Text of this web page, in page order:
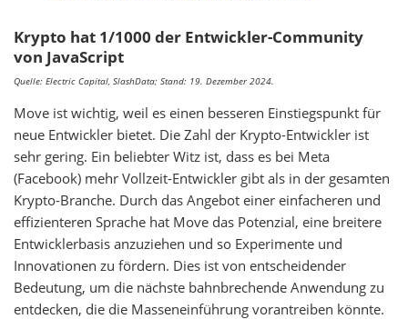
Krypto hat 1/1000 der Entwickler-Community
von JavaScript
Quelle: Electric Capital, SlashData; Stand: 19. Dezember 2024.
Move ist wichtig, weil es einen besseren Einstiegspunkt für
neue Entwickler bietet. Die Zahl der Krypto-Entwickler ist
sehr gering. Ein beliebter Witz ist, dass es bei Meta
(Facebook) mehr Vollzeit-Entwickler gibt als in der gesamten
Krypto-Branche. Durch das Angebot einer einfacheren und
effizienteren Sprache hat Move das Potenzial, eine breitere
Entwicklerbasis anzuziehen und so Experimente und
Innovationen zu fördern. Dies ist von entscheidender
Bedeutung, um die nächste bahnbrechende Anwendung zu
entdecken, die die Masseneinführung vorantreiben könnte.